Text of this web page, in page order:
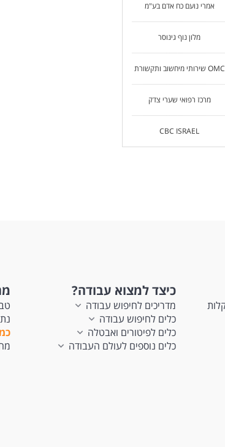
אמרי נועם כח אדם בע"מ
מלון נוף גינוסר
OMC שירותי מיחשוב ותקשורת
מרכז רפואי שערי צדק
CBC ISRAEL
כיצד למצוא עבודה?
מדריכים לחיפוש עבודה
כלים לחיפוש עבודה
כלים לפיטורים ואבטלה
כלים נוספים לעולם העבודה